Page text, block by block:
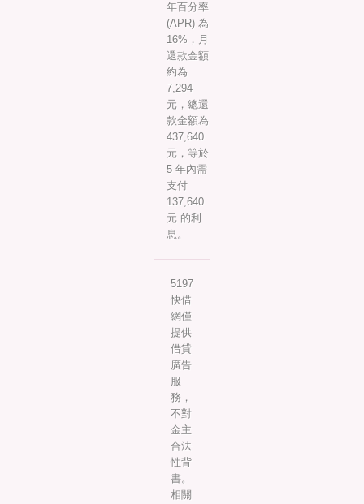
年百分率
(APR) 為
16%，月
還款金額
約為
7,294
元，總還
款金額為
437,640
元，等於
5 年內需
支付
137,640
元 的利
息。
5197
快借
網僅
提供
借貸
廣告
服
務，
不對
金主
合法
性背
書。
相關